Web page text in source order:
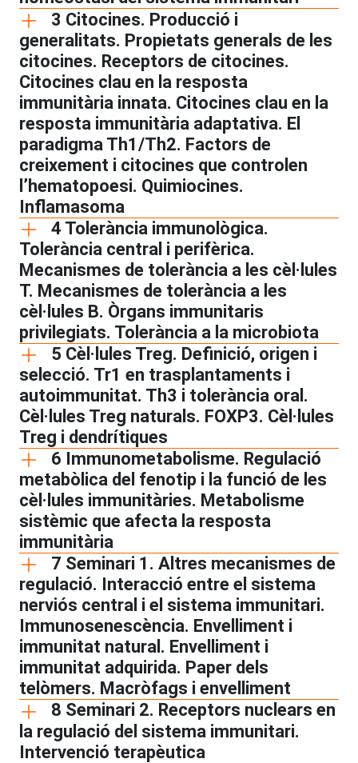
3 Citocines. Producció i
generalitats. Propietats generals de les
citocines. Receptors de citocines.
Citocines clau en la resposta
immunitària innata. Citocines clau en la
resposta immunitària adaptativa. El
paradigma Th1/Th2. Factors de
creixement i citocines que controlen
l’hematopoesi. Quimiocines.
Inflamasoma
4 Tolerància immunològica.
Tolerància central i perifèrica.
Mecanismes de tolerància a les cèl·lules
T. Mecanismes de tolerància a les
cèl·lules B. Òrgans immunitaris
privilegiats. Tolerància a la microbiota
5 Cèl·lules Treg. Definició, origen i
selecció. Tr1 en trasplantaments i
autoimmunitat. Th3 i tolerància oral.
Cèl·lules Treg naturals. FOXP3. Cèl·lules
Treg i dendrítiques
6 Immunometabolisme. Regulació
metabòlica del fenotip i la funció de les
cèl·lules immunitàries. Metabolisme
sistèmic que afecta la resposta
immunitària
7 Seminari 1. Altres mecanismes de
regulació. Interacció entre el sistema
nerviós central i el sistema immunitari.
Immunosenescència. Envelliment i
immunitat natural. Envelliment i
immunitat adquirida. Paper dels
telòmers. Macròfags i envelliment
8 Seminari 2. Receptors nuclears en
la regulació del sistema immunitari.
Intervenció terapèutica